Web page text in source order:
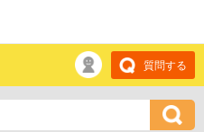
質問する